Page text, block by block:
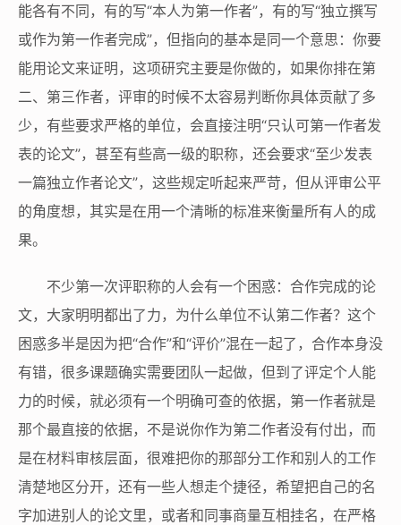
能各有不同，有的写“本人为第一作者”，有的写“独立撰写
或作为第一作者完成”，但指向的基本是同一个意思：你要
能用论文来证明，这项研究主要是你做的，如果你排在第
二、第三作者，评审的时候不太容易判断你具体贡献了多
少，有些要求严格的单位，会直接注明“只认可第一作者发
表的论文”，甚至有些高一级的职称，还会要求“至少发表
一篇独立作者论文”，这些规定听起来严苛，但从评审公平
的角度想，其实是在用一个清晰的标准来衡量所有人的成
果。
不少第一次评职称的人会有一个困惑：合作完成的论
文，大家明明都出了力，为什么单位不认第二作者？这个
困惑多半是因为把“合作”和“评价”混在一起了，合作本身没
有错，很多课题确实需要团队一起做，但到了评定个人能
力的时候，就必须有一个明确可查的依据，第一作者就是
那个最直接的依据，不是说你作为第二作者没有付出，而
是在材料审核层面，很难把你的那部分工作和别人的工作
清楚地区分开，还有一些人想走个捷径，希望把自己的名
字加进别人的论文里，或者和同事商量互相挂名，在严格